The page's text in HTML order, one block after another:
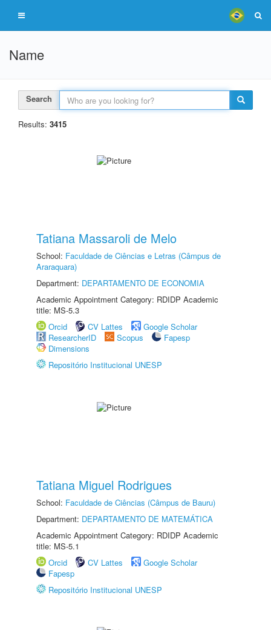
Name
Search
Results: 3415
Tatiana Massaroli de Melo
School: Faculdade de Ciências e Letras (Câmpus de
Araraquara)
Department: DEPARTAMENTO DE ECONOMIA
Academic Appointment Category: RDIDP Academic
title: MS-5.3
Orcid
CV Lattes
Google Scholar
ResearcherID
Scopus
Fapesp
Dimensions
Repositório Institucional UNESP
Tatiana Miguel Rodrigues
School: Faculdade de Ciências (Câmpus de Bauru)
Department: DEPARTAMENTO DE MATEMÁTICA
Academic Appointment Category: RDIDP Academic
title: MS-5.1
Orcid
CV Lattes
Google Scholar
Fapesp
Repositório Institucional UNESP